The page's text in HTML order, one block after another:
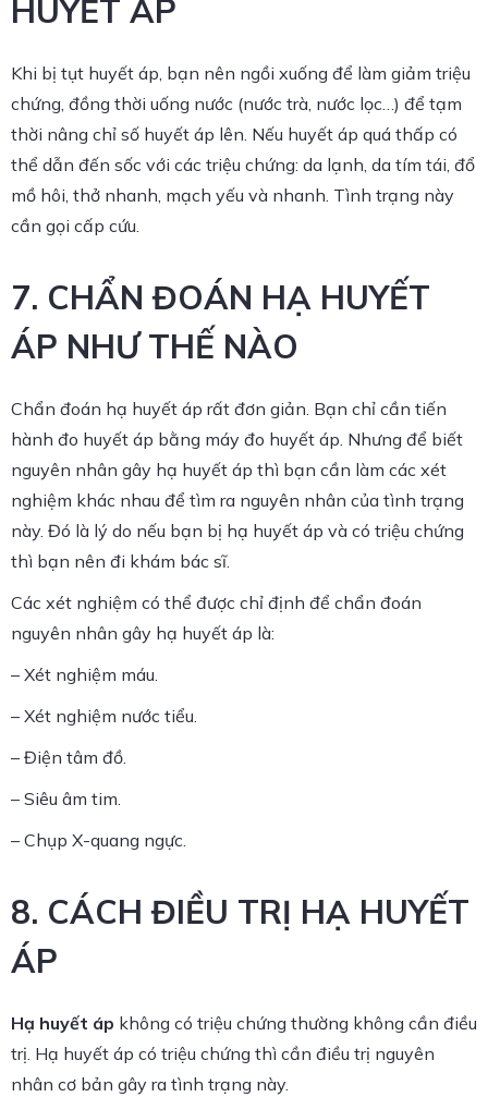
HUYẾT ÁP
Khi bị tụt huyết áp, bạn nên ngồi xuống để làm giảm triệu
chứng, đồng thời uống nước (nước trà, nước lọc…) để tạm
thời nâng chỉ số huyết áp lên. Nếu huyết áp quá thấp có
thể dẫn đến sốc với các triệu chứng: da lạnh, da tím tái, đổ
mồ hôi, thở nhanh, mạch yếu và nhanh. Tình trạng này
cần gọi cấp cứu.
7. CHẨN ĐOÁN HẠ HUYẾT
ÁP NHƯ THẾ NÀO
Chẩn đoán hạ huyết áp rất đơn giản. Bạn chỉ cần tiến
hành đo huyết áp bằng máy đo huyết áp. Nhưng để biết
nguyên nhân gây hạ huyết áp thì bạn cần làm các xét
nghiệm khác nhau để tìm ra nguyên nhân của tình trạng
này. Đó là lý do nếu bạn bị hạ huyết áp và có triệu chứng
thì bạn nên đi khám bác sĩ.
Các xét nghiệm có thể được chỉ định để chẩn đoán
nguyên nhân gây hạ huyết áp là:
– Xét nghiệm máu.
– Xét nghiệm nước tiểu.
– Điện tâm đồ.
– Siêu âm tim.
– Chụp X-quang ngực.
8. CÁCH ĐIỀU TRỊ HẠ HUYẾT
ÁP
Hạ huyết áp không có triệu chứng thường không cần điều
trị. Hạ huyết áp có triệu chứng thì cần điều trị nguyên
nhân cơ bản gây ra tình trạng này.